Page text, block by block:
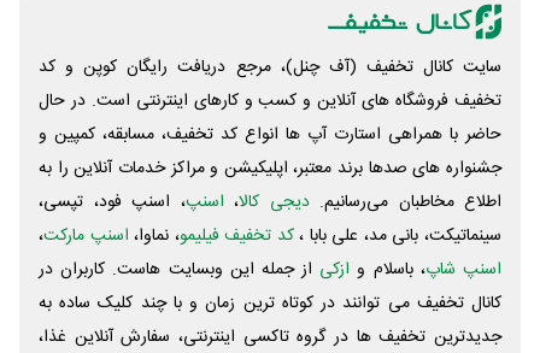
سایت کانال تخفیف (آف چنل)، مرجع دریافت رایگان کوپن و کد
تخفیف فروشگاه های آنلاین و کسب و‌ کارهای اینترنتی است. در حال
حاضر با همراهی استارت آپ ها انواع کد تخفیف، مسابقه، کمپین و
جشنواره های صدها برند معتبر، اپلیکیشن و مراکز خدمات آنلاین را به
اطلاع مخاطبان می‌رسانیم. دیجی کالا، اسنپ، اسنپ فود، تپسی،
سینماتیکت، بانی مد، علی‌ بابا ،کد تخفیف فیلیمو، نماوا، اسنپ مارکت،
اسنپ شاپ، باسلام و ازکی از جمله این وبسایت ‌هاست. کاربران در
کانال تخفیف می توانند در کوتاه ترین زمان و با چند کلیک ساده به
جدیدترین تخفیف ها در گروه تاکسی اینترنتی، سفارش آنلاین غذا،